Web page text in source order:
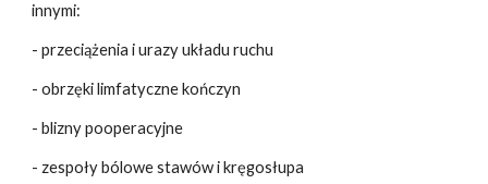
innymi:
- przeciążenia i urazy układu ruchu
- obrzęki limfatyczne kończyn
- blizny pooperacyjne
- zespoły bólowe stawów i kręgosłupa